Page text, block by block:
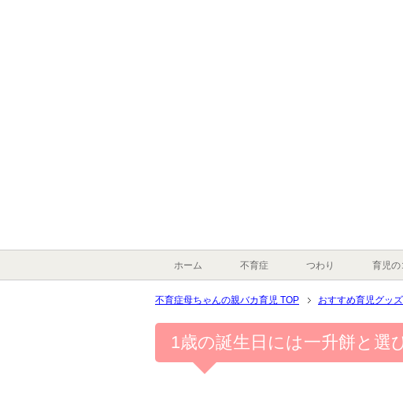
ホーム 不育症 つわり 育児の
不育症母ちゃんの親バカ育児 TOP おすすめ育児グッ
1歳の誕生日には一升餅と選